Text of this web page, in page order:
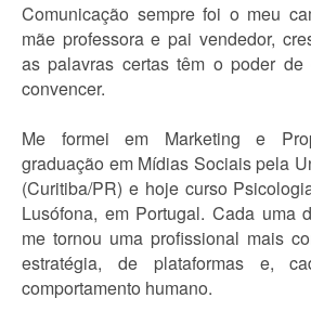
Comunicação sempre foi o meu
mãe professora e pai vendedor,
as palavras certas têm o poder de
convencer.
Me formei em Marketing e
graduação em Mídias Sociais pela
(Curitiba/PR) e hoje curso
Lusófona, em Portugal. Cada uma
me tornou uma profissional mais
estratégia, de plataformas e,
comportamento humano.